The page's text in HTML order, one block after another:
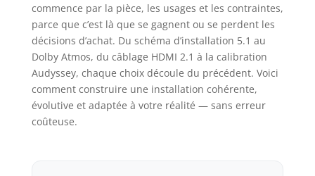
commence par la pièce, les usages et les contraintes,
parce que c’est là que se gagnent ou se perdent les
décisions d’achat. Du schéma d’installation 5.1 au
Dolby Atmos, du câblage HDMI 2.1 à la calibration
Audyssey, chaque choix découle du précédent. Voici
comment construire une installation cohérente,
évolutive et adaptée à votre réalité — sans erreur
coûteuse.